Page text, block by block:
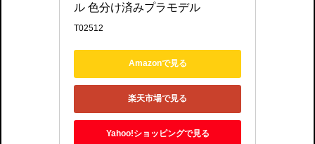
ル 色分け済みプラモデル
T02512
Amazonで見る
楽天市場で見る
Yahoo!ショッピングで見る